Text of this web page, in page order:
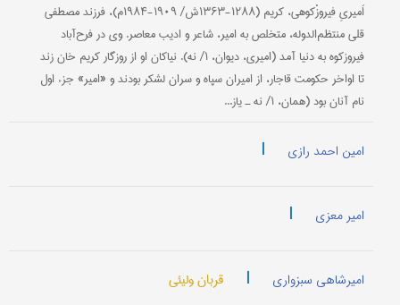
اَمیریِ فیروزْكوهی، كریم (۱۲۸۸-۱۳۶۳ش/ ۱۹۰۹-۱۹۸۴م)، فرزند مصطفى
قلی منتظم‌الدوله، متخلص به امیر، شاعر و ادیب معاصر. وی در فرح‌آباد
فیروزكوه به دنیا آمد (امیری، دیوان، ۱/ نه). نیاكان او از روزگار كریم خان زند
تا اواخر حكومت قاجار، از امیران سپاه و سران لشكر بودند و «امیر» جزء اول
نام آنان بود (همان، ۱/ نه ـ یاز...
امین احمد رازی |
امیر معزی |
امیرشاهی سبزواری | قربان ولیئی